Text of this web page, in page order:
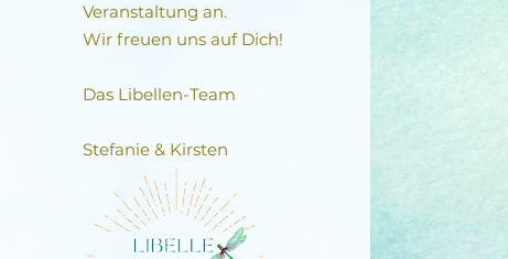
Veranstaltung an.
Wir freuen uns auf Dich!
Das Libellen-Team​
Stefanie & Kirsten